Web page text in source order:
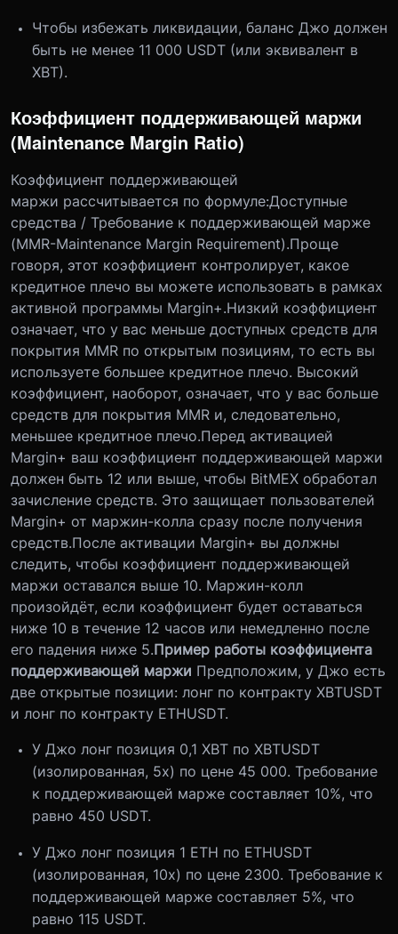
Чтобы избежать ликвидации, баланс Джо должен
быть не менее 11 000 USDT (или эквивалент в
XBT).
Коэффициент поддерживающей маржи
(Maintenance Margin Ratio)
Коэффициент поддерживающей
маржи рассчитывается по формуле:Доступные
средства / Требование к поддерживающей марже
(MMR-Maintenance Margin Requirement).Проще
говоря, этот коэффициент контролирует, какое
кредитное плечо вы можете использовать в рамках
активной программы Margin+.Низкий коэффициент
означает, что у вас меньше доступных средств для
покрытия MMR по открытым позициям, то есть вы
используете большее кредитное плечо. Высокий
коэффициент, наоборот, означает, что у вас больше
средств для покрытия MMR и, следовательно,
меньшее кредитное плечо.Перед активацией
Margin+ ваш коэффициент поддерживающей маржи
должен быть 12 или выше, чтобы BitMEX обработал
зачисление средств. Это защищает пользователей
Margin+ от маржин-колла сразу после получения
средств.После активации Margin+ вы должны
следить, чтобы коэффициент поддерживающей
маржи оставался выше 10. Маржин-колл
произойдёт, если коэффициент будет оставаться
ниже 10 в течение 12 часов или немедленно после
его падения ниже 5.Пример работы коэффициента
поддерживающей маржи Предположим, у Джо есть
две открытые позиции: лонг по контракту XBTUSDT
и лонг по контракту ETHUSDT.
У Джо лонг позиция 0,1 XBT по XBTUSDT
(изолированная, 5x) по цене 45 000. Требование
к поддерживающей марже составляет 10%, что
равно 450 USDT.
У Джо лонг позиция 1 ETH по ETHUSDT
(изолированная, 10x) по цене 2300. Требование к
поддерживающей марже составляет 5%, что
равно 115 USDT.